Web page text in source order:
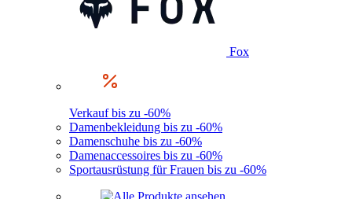
Fox
Verkauf bis zu -60%
Damenbekleidung bis zu -60%
Damenschuhe bis zu -60%
Damenaccessoires bis zu -60%
Sportausrüstung für Frauen bis zu -60%